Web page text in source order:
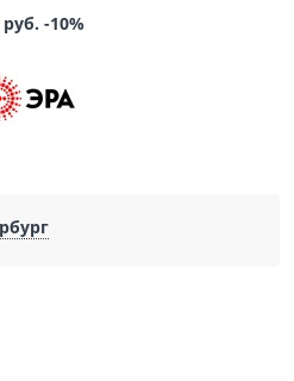
руб. -10%